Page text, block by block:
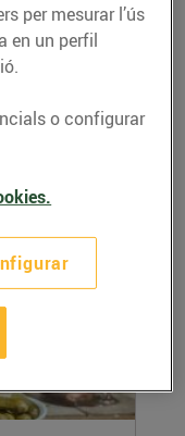
de cloïsses
100 ml...
per mesurar l’ús
en un perfil
o configurar